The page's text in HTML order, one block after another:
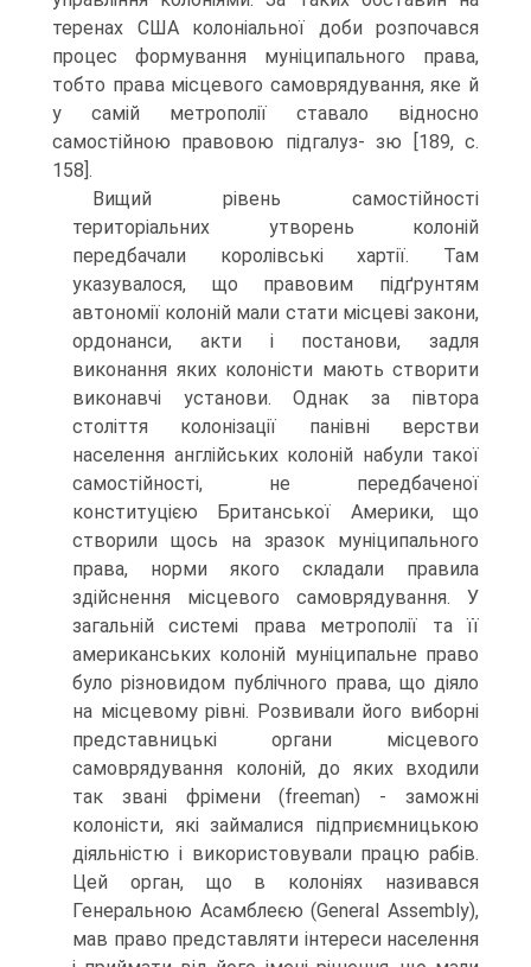
теренах США колоніальної доби розпочався
процес формування муніципального права,
тобто права місцевого самоврядування, яке й
у самій метрополії ставало відносно
самостійною правовою підгалуз- зю [189, с.
158].
Вищий рівень самостійності
територіальних утворень колоній
передбачали королівські хартії. Там
указувалося, що правовим підґрунтям
автономії колоній мали стати місцеві закони,
ордонанси, акти і постанови, задля
виконання яких колоністи мають створити
виконавчі установи. Однак за півтора
століття колонізації панівні верстви
населення англійських колоній набули такої
самостійності, не передбаченої
конституцією Британської Америки, що
створили щось на зразок муніципального
права, норми якого складали правила
здійснення місцевого самоврядування. У
загальній системі права метрополії та її
американських колоній муніципальне право
було різновидом публічного права, що діяло
на місцевому рівні. Розвивали його виборні
представницькі органи місцевого
самоврядування колоній, до яких входили
так звані фрімени (freeman) - заможні
колоністи, які займалися підприємницькою
діяльністю і використовували працю рабів.
Цей орган, що в колоніях називався
Генеральною Асамблеєю (General Assembly),
мав право представляти інтереси населення